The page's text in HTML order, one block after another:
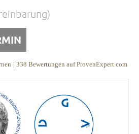
338 Bewertungen auf ProvenExpert.com